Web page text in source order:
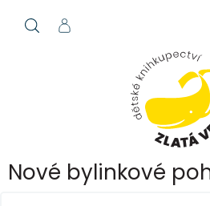
Nové bylinkové